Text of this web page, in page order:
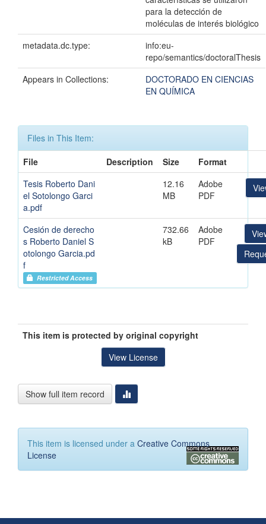
para la detección de
moléculas de interés biológico
metadata.dc.type:
info:eu-
repo/semantics/doctoralThesis
Appears in Collections:
DOCTORADO EN CIENCIAS
EN QUÍMICA
Files in This Item:
File
Description Size
Format
Tesis Roberto Dani
el Sotolongo Garci
a.pdf
12.16
MB
Adobe
PDF
Cesión de derecho
s Roberto Daniel S
otolongo Garcia.pd
f
Restricted Access
732.66
kB
Adobe
PDF
This item is protected by original copyright
View License
Show full item record
This item is licensed under a Creative Commons
License